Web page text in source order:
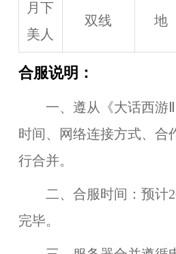
月下
美人
双线 地
合服说明：
一、遵从《大话西游Ⅱ
时间、网络连接方式、合
行合并。
二、合服时间： 预计
完毕。